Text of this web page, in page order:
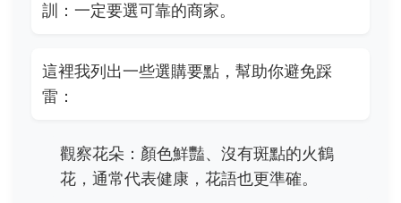
訓：一定要選可靠的商家。
這裡我列出一些選購要點，幫助你避免踩
雷：
觀察花朵：顏色鮮豔、沒有斑點的火鶴
花，通常代表健康，花語也更準確。